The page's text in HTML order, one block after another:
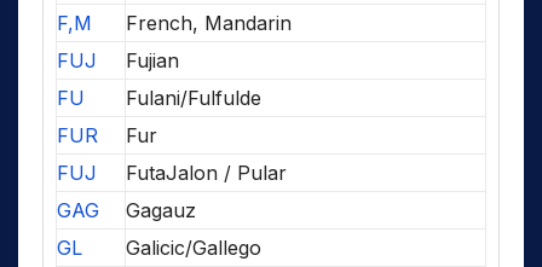
F,M
French, Mandarin
FUJ
Fujian
FU
Fulani/Fulfulde
FUR
Fur
FUJ
FutaJalon / Pular
GAG
Gagauz
GL
Galicic/Gallego